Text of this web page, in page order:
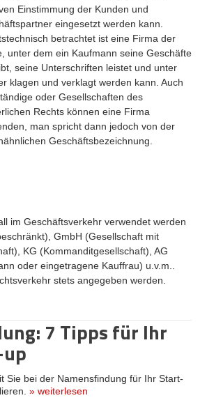
Einstimmung der Kunden und
eingesetzt werden kann.
betrachtet ist eine Firma der
unter dem ein Kaufmann seine Geschäfte
seine Unterschriften leistet und unter
klagen und verklagt werden kann. Auch
oder Gesellschaften des
Rechts können eine Firma
man spricht dann jedoch von der
Geschäftsbezeichnung.
im Geschäftsverkehr verwendet werden
GmbH (Gesellschaft mit
KG (Kommanditgesellschaft), AG
oder eingetragene Kauffrau) u.v.m..
stets angegeben werden.
7 Tipps für Ihr
Sie bei der Namensfindung für Ihr Start-
» weiterlesen